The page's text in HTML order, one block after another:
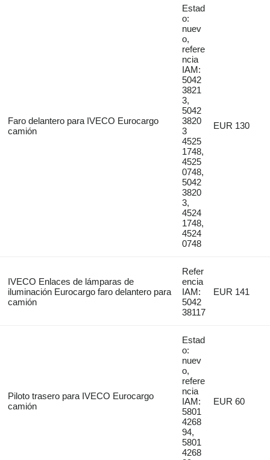
Faro delantero para IVECO Eurocargo
camión
Estad
o:
nuev
o,
refere
ncia
IAM:
5042
3821
3,
5042
3820
3
4525
1748,
4525
0748,
5042
3820
3,
4524
1748,
4524
0748
EUR 130
IVECO Enlaces de lámparas de
iluminación Eurocargo faro delantero para
camión
Refer
encia
IAM:
5042
38117
EUR 141
Piloto trasero para IVECO Eurocargo
camión
Estad
o:
nuev
o,
refere
ncia
IAM:
5801
4268
94,
5801
4268
EUR 60